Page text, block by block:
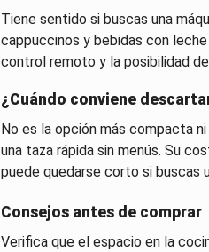
Tiene sentido si buscas una
cappuccinos y bebidas con
control remoto y la posibilidad
¿Cuándo conviene
No es la opción más compacta
una taza rápida sin menús. Su
puede quedarse corto si buscas
Consejos antes de comprar
Verifica que el espacio en la